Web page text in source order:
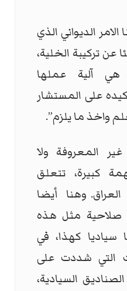
الديواني الذي
عن تركيبة الخلية،
آلية عملها
على المستشار
واخذ ما يلزم”.
غير المعروفة ولا
كبيرة، تتعلق
العراق. وهنا أيضا
صلاحية مثل هذه
سياديا كهذا، في
التي شددت على
السيادية،